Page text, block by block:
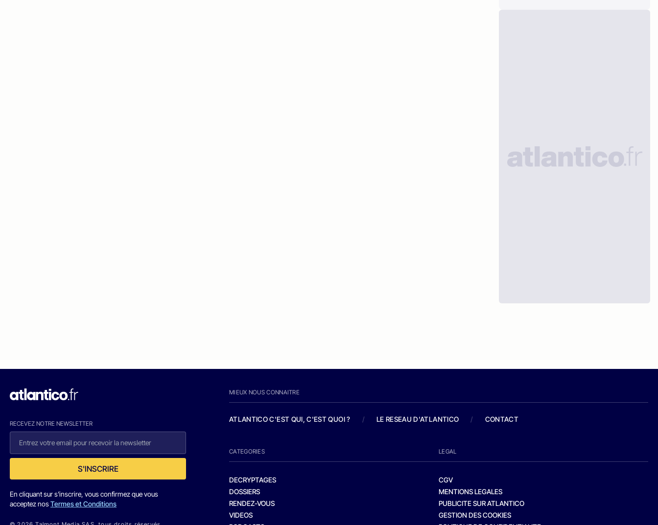
RECEVEZ NOTRE NEWSLETTER
S'INSCRIRE
En cliquant sur s'inscrire, vous confirmez que vous
acceptez nosTermes et Conditions
MIEUX NOUS CONNAITRE
ATLANTICO C'EST QUI, C'EST QUOI ? / LE RESEAU D'ATLANTICO / CONTACT
CATEGORIES
DECRYPTAGES
DOSSIERS
RENDEZ-VOUS
VIDEOS
LEGAL
CGV
MENTIONS LEGALES
PUBLICITE SUR ATLANTICO
GESTION DES COOKIES